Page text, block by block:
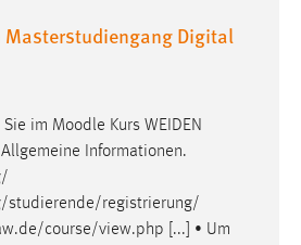
Masterstudiengang Digital
Sie im Moodle Kurs WEIDEN
Allgemeine Informationen.
studierende/registrierung/
course/view.php [...] • Um